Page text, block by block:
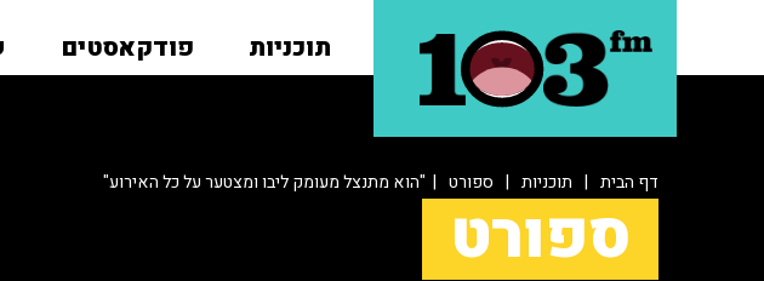
תוכניות פודקאסטים
דף הבית | תוכניות | ספורט | "הוא מתנצל מעומק ליבו ומצטער על כל האירוע"
ספורט